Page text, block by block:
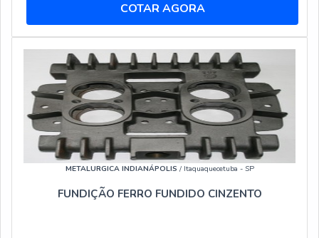
COTAR AGORA
METALURGICA INDIANÁPOLIS / Itaquaquecetuba - SP
FUNDIÇÃO FERRO FUNDIDO CINZENTO